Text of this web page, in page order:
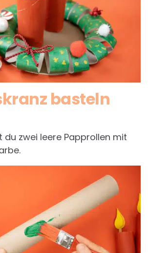
basteln
du zwei leere Papprollen mit